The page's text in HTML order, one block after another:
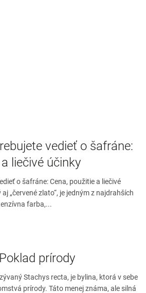
vedieť o šafráne:
liečivé účinky
o šafráne: Cena, použitie a liečivé
„červené zlato“, je jedným z najdrahších
farba,...
prírody
Stachys recta, je bylina, ktorá v sebe
prírody. Táto menej známa, ale silná